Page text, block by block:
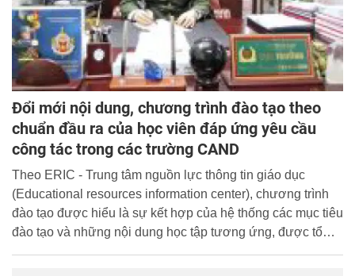
thức cho công tác đấu tranh phòng chống loại tội phạm
này.
Đổi mới nội dung, chương trình đào tạo theo
chuẩn đầu ra của học viên đáp ứng yêu cầu
công tác trong các trường CAND
Theo ERIC - Trung tâm nguồn lực thông tin giáo dục
(Educational resources information center), chương trình
đào tạo được hiểu là sự kết hợp của hệ thống các mục tiêu
đào tạo và những nội dung học tập tương ứng, được tổ